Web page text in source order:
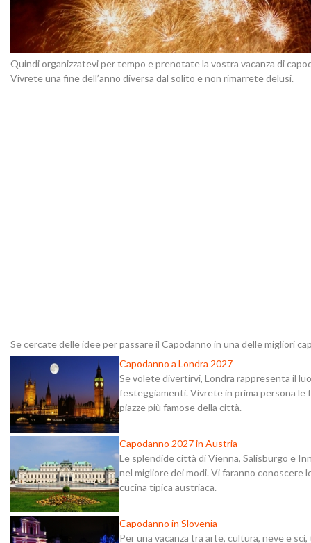
Quindi organizzatevi per tempo e prenotate la vostra vacanza di
Vivrete una fine dell’anno diversa dal solito e non rimarrete delusi.
Se cercate delle idee per passare il Capodanno in una delle migliori
Capodanno a Londra 2027
Se volete divertirvi, Londra rappresenta il
festeggiamenti. Vivrete in prima persona le
piazze più famose della città.
Capodanno 2027 in Austria
Le splendide città di Vienna, Salisburgo e
nel migliore dei modi. Vi faranno conoscere
cucina tipica austriaca.
Capodanno in Slovenia
Per una vacanza tra arte, cultura, neve e